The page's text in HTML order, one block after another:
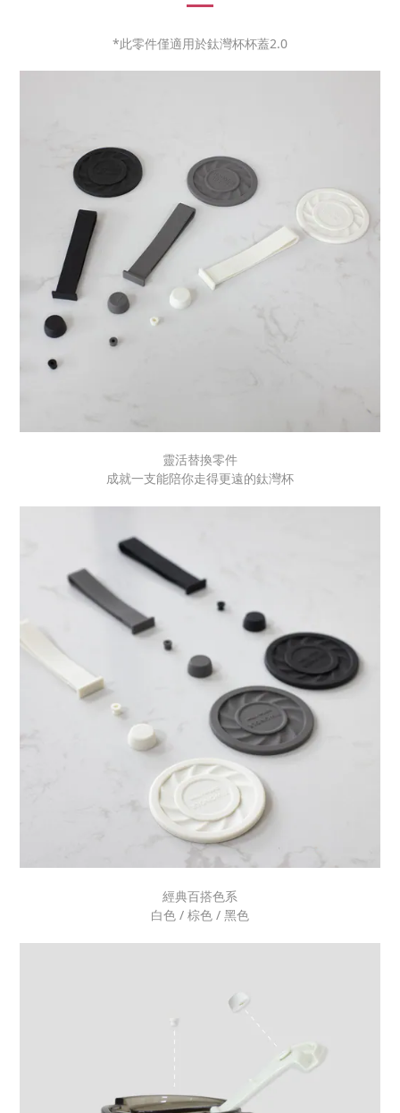
*此零件僅適用於鈦灣杯杯蓋2.0
靈活替換零件
成就一支能陪你走得更遠的鈦灣杯
經典百搭色系
白色 / 棕色 / 黑色